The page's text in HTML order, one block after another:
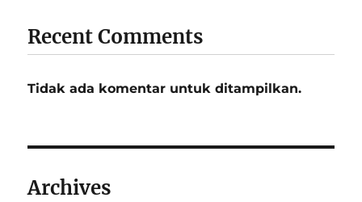
Recent Comments
Tidak ada komentar untuk ditampilkan.
Archives